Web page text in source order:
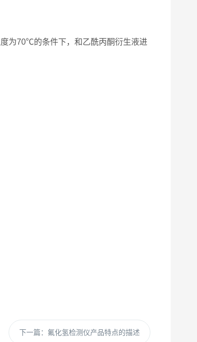
为70℃的条件下，和乙酰丙酮衍生液进
下一篇： 氟化氢检测仪产品特点的描述